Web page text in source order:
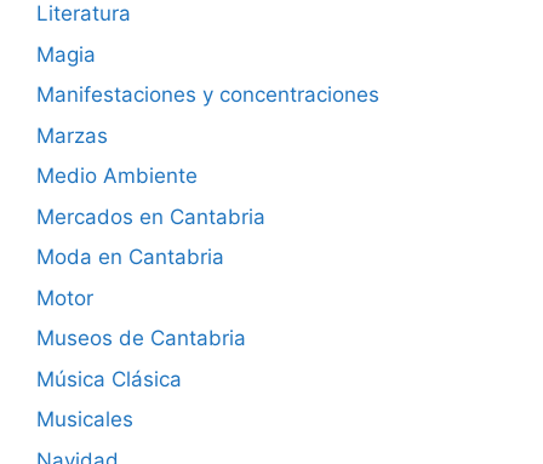
Literatura
Magia
Manifestaciones y concentraciones
Marzas
Medio Ambiente
Mercados en Cantabria
Moda en Cantabria
Motor
Museos de Cantabria
Música Clásica
Musicales